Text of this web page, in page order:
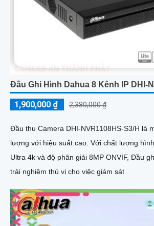
Đầu Ghi Hình Dahua 8 Kênh IP DHI-
1,900,000 ₫ 2,380,000 ₫
Đầu thu Camera DHI-NVR1108HS-S3/H là
lượng với hiệu suất cao. Với chất lượng hình ảnh siêu sắc nét
Ultra 4k và độ phân giải 8MP ONVIF, Đầu
trải nghiệm thú vị cho việc giám sát